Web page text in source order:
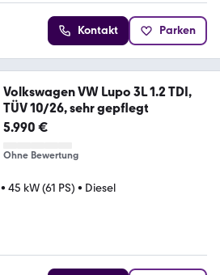
Kontakt Parken
Volkswagen VW Lupo 3L 1.2 TDI,
TÜV 10/26, sehr gepflegt
5.990 €
Ohne Bewertung
• 45 kW (61 PS) • Diesel